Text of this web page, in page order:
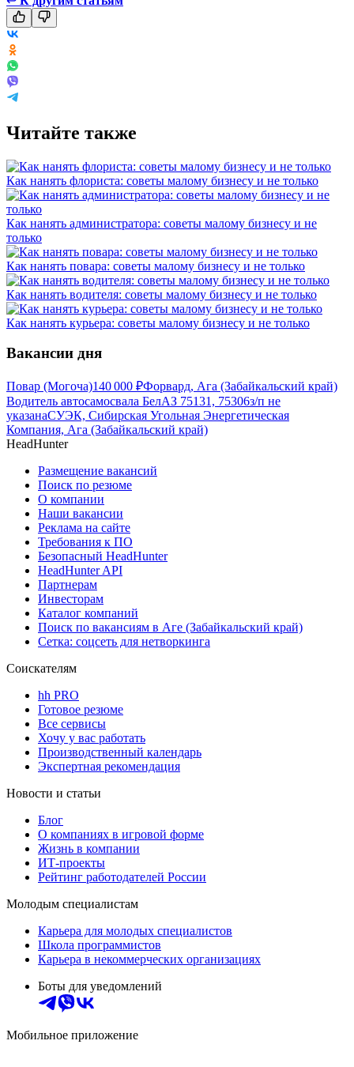
Читайте также
Как нанять флориста: советы малому бизнесу и не только
Как нанять администратора: советы малому бизнесу и не
только
Как нанять повара: советы малому бизнесу и не только
Как нанять водителя: советы малому бизнесу и не только
Как нанять курьера: советы малому бизнесу и не только
Вакансии дня
Повар (Могоча)140 000 ₽Форвард, Ага (Забайкальский край)
Водитель автосамосвала БелАЗ 75131, 75306з/п не
указанаСУЭК, Сибирская Угольная Энергетическая
Компания, Ага (Забайкальский край)
HeadHunter
Размещение вакансий
Поиск по резюме
О компании
Наши вакансии
Реклама на сайте
Требования к ПО
Безопасный HeadHunter
HeadHunter API
Партнерам
Инвесторам
Каталог компаний
Поиск по вакансиям в Аге (Забайкальский край)
Сетка: соцсеть для нетворкинга
Соискателям
hh PRO
Готовое резюме
Все сервисы
Хочу у вас работать
Производственный календарь
Экспертная рекомендация
Новости и статьи
Блог
О компаниях в игровой форме
Жизнь в компании
ИТ-проекты
Рейтинг работодателей России
Молодым специалистам
Карьера для молодых специалистов
Школа программистов
Карьера в некоммерческих организациях
Боты для уведомлений
Мобильное приложение